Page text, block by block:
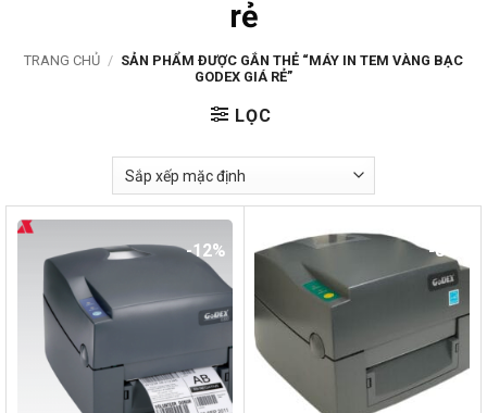
rẻ
TRANG CHỦ / SẢN PHẨM ĐƯỢC GẮN THẺ “MÁY IN TEM VÀNG BẠC
GODEX GIÁ RẺ”
LỌC
-12% -8%